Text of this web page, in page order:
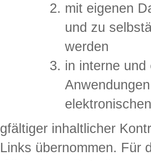
mit eigenen
und zu
werden
in interne
inhaltlicher
übernommen. Für